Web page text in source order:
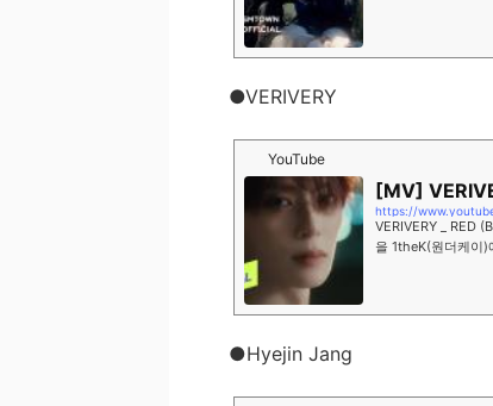
●VERIVERY
YouTube
[MV]
https://
VERIVERY _ RED
을 1theK(원더케이
●Hyejin Jang